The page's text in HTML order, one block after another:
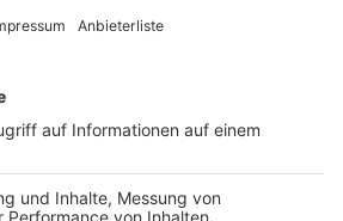
betroffen. Das berichteten uns
dass sich die Ampeln
von alleine einschalten sollten.
dass das an einer Stelle
sie sich an die Bürgerhotline
der Rhein-Energie sind so gut